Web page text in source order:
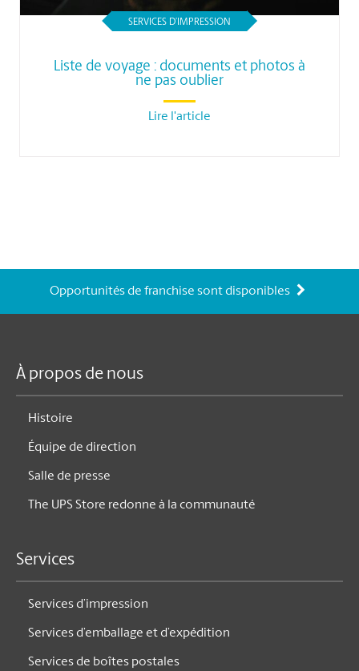
SERVICES D’IMPRESSION
Liste de voyage : documents et photos à
ne pas oublier
Lire l'article
Opportunités de franchise sont disponibles
À propos de nous
Histoire
Équipe de direction
Salle de presse
The UPS Store redonne à la communauté
Services
Services d’impression
Services d’emballage et d’expédition
Services de boîtes postales